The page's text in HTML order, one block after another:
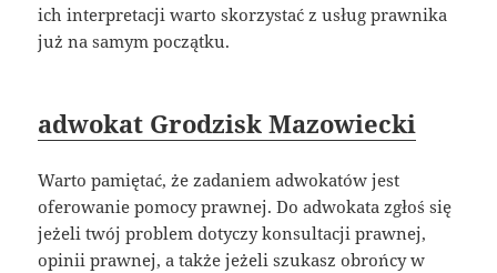
ich interpretacji warto skorzystać z usług prawnika
już na samym początku.
adwokat Grodzisk Mazowiecki
Warto pamiętać, że zadaniem adwokatów jest
oferowanie pomocy prawnej. Do adwokata zgłoś się
jeżeli twój problem dotyczy konsultacji prawnej,
opinii prawnej, a także jeżeli szukasz obrońcy w